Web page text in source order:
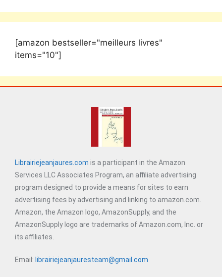
[amazon bestseller="meilleurs livres"
items="10"]
Librairiejeanjaures.com is a participant in the Amazon
Services LLC Associates Program, an affiliate advertising
program designed to provide a means for sites to earn
advertising fees by advertising and linking to amazon.com.
Amazon, the Amazon logo, AmazonSupply, and the
AmazonSupply logo are trademarks of Amazon.com, Inc. or
its affiliates.
Email: librairiejeanjauresteam@gmail.com